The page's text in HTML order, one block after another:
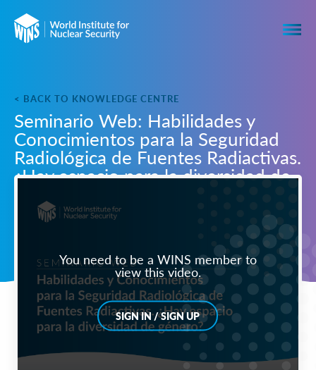
< BACK TO KNOWLEDGE CENTRE
Seminario Web: Habilidades y
Conocimientos para la Seguridad
Radiológica de Fuentes Radiactivas.
¿Hay espacio para la diversidad de
You need to be a WINS member to
view this video.
SIGN IN / SIGN UP